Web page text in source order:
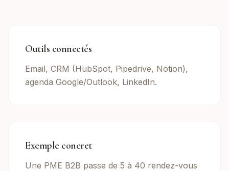
Outils connectés
Email, CRM (HubSpot, Pipedrive, Notion),
agenda Google/Outlook, LinkedIn.
Exemple concret
Une PME B2B passe de 5 à 40 rendez-vous